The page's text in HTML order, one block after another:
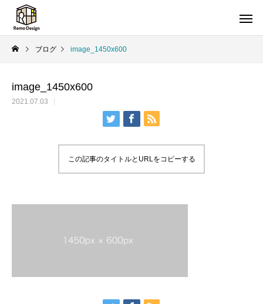
ブログ image_1450x600
image_1450x600
2021.07.03
この記事のタイトルとURLをコピーする